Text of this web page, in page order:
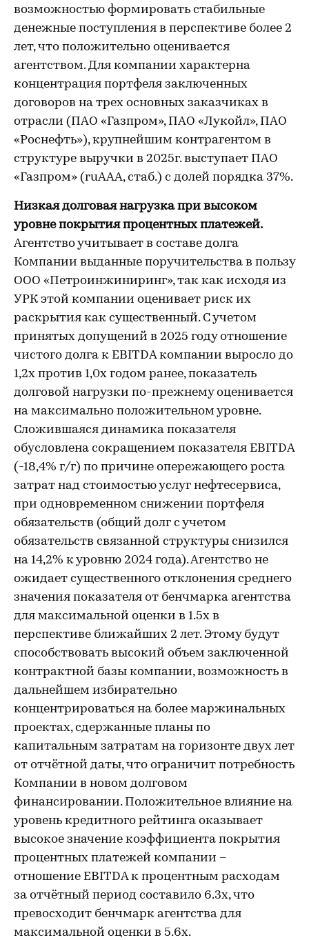
возможностью формировать стабильные
денежные поступления в перспективе более 2
лет, что положительно оценивается
агентством. Для компании характерна
концентрация портфеля заключенных
договоров на трех основных заказчиках в
отрасли (ПАО «Газпром», ПАО «Лукойл», ПАО
«Роснефть»), крупнейшим контрагентом в
структуре выручки в 2025г. выступает ПАО
«Газпром» (ruAAA, стаб.) с долей порядка 37%.
Низкая долговая нагрузка при высоком
уровне покрытия процентных платежей.
Агентство учитывает в составе долга
Компании выданные поручительства в пользу
ООО «Петроинжиниринг», так как исходя из
УРК этой компании оценивает риск их
раскрытия как существенный. С учетом
принятых допущений в 2025 году отношение
чистого долга к EBITDA компании выросло до
1,2х против 1,0х годом ранее, показатель
долговой нагрузки по-прежнему оценивается
на максимально положительном уровне.
Сложившаяся динамика показателя
обусловлена сокращением показателя EBITDA
(-18,4% г/г) по причине опережающего роста
затрат над стоимостью услуг нефтесервиса,
при одновременном снижении портфеля
обязательств (общий долг с учетом
обязательств связанной структуры снизился
на 14,2% к уровню 2024 года). Агентство не
ожидает существенного отклонения среднего
значения показателя от бенчмарка агентства
для максимальной оценки в 1.5х в
перспективе ближайших 2 лет. Этому будут
способствовать высокий объем заключенной
контрактной базы компании, возможность в
дальнейшем избирательно
концентрироваться на более маржинальных
проектах, сдержанные планы по
капитальным затратам на горизонте двух лет
от отчётной даты, что ограничит потребность
Компании в новом долговом
финансировании. Положительное влияние на
уровень кредитного рейтинга оказывает
высокое значение коэффициента покрытия
процентных платежей компании –
отношение EBITDA к процентным расходам
за отчётный период составило 6.3х, что
превосходит бенчмарк агентства для
максимальной оценки в 5.6х.